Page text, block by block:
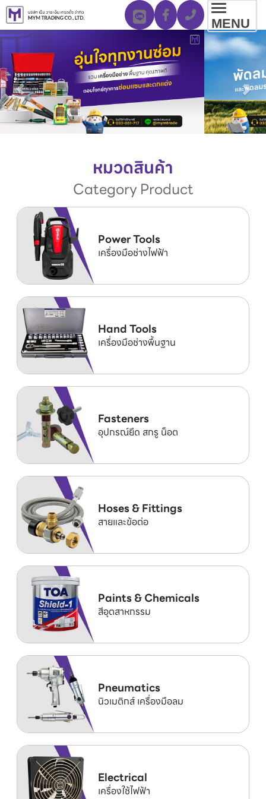
MENU
หมวดสินค้า
Category Product
Power Tools
เครื่องมือช่างไฟฟ้า
Hand Tools
เครื่องมือช่างพื้นฐาน
Fasteners
อุปกรณ์ยึด สกรู น็อต
Hoses & Fittings
สายและข้อต่อ
Paints & Chemicals
สีอุตสาหกรรม
Pneumatics
นิวเมติกส์ เครื่องมือลม
Electrical
เครื่องใช้ไฟฟ้า